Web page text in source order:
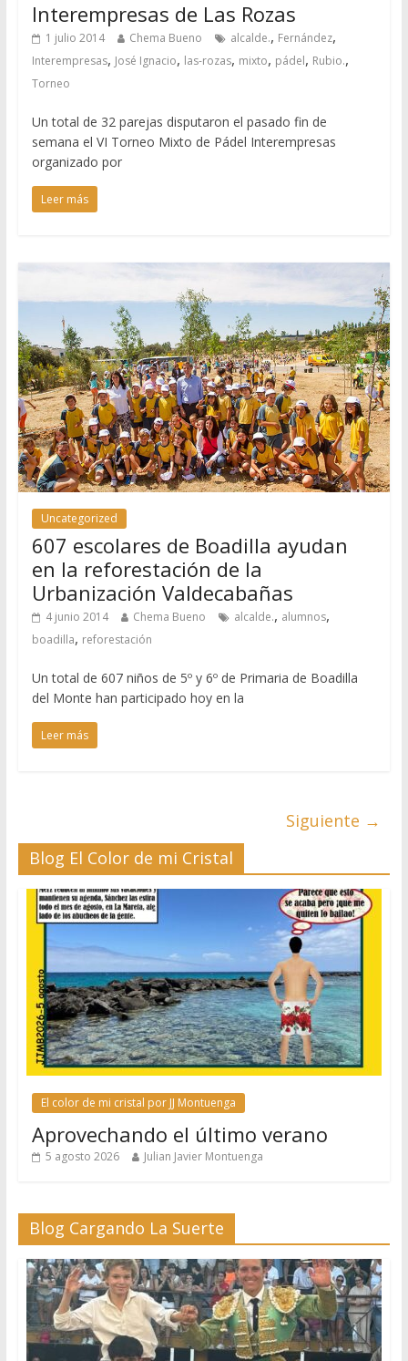
Interempresas de Las Rozas
1 julio 2014 Chema Bueno alcalde., Fernández,
Interempresas, José Ignacio, las-rozas, mixto, pádel, Rubio.,
Torneo
Un total de 32 parejas disputaron el pasado fin de
semana el VI Torneo Mixto de Pádel Interempresas
organizado por
Leer más
Uncategorized
607 escolares de Boadilla ayudan
en la reforestación de la
Urbanización Valdecabañas
4 junio 2014 Chema Bueno alcalde., alumnos,
boadilla, reforestación
Un total de 607 niños de 5º y 6º de Primaria de Boadilla
del Monte han participado hoy en la
Leer más
Siguiente →
Blog El Color de mi Cristal
El color de mi cristal por JJ Montuenga
Aprovechando el último verano
5 agosto 2026 Julian Javier Montuenga
Blog Cargando La Suerte